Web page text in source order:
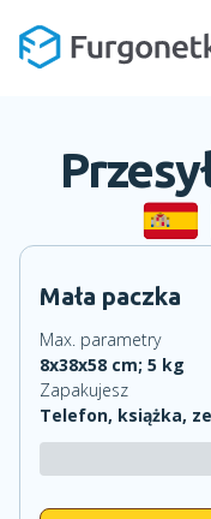
Mała paczka
Max. parametry
8x38x58 cm; 5 kg
Zapakujesz
Telefon, książka,